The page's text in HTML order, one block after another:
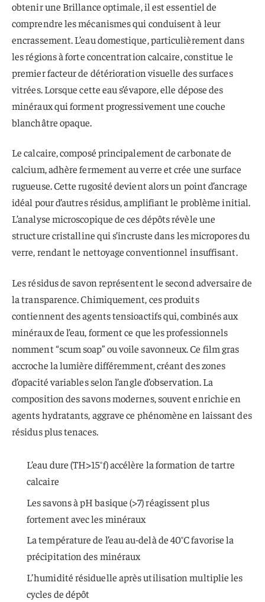
obtenir une Brillance optimale, il est essentiel de
comprendre les mécanismes qui conduisent à leur
encrassement. L’eau domestique, particulièrement dans
les régions à forte concentration calcaire, constitue le
premier facteur de détérioration visuelle des surfaces
vitrées. Lorsque cette eau s’évapore, elle dépose des
minéraux qui forment progressivement une couche
blanchâtre opaque.
Le calcaire, composé principalement de carbonate de
calcium, adhère fermement au verre et crée une surface
rugueuse. Cette rugosité devient alors un point d’ancrage
idéal pour d’autres résidus, amplifiant le problème initial.
L’analyse microscopique de ces dépôts révèle une
structure cristalline qui s’incruste dans les micropores du
verre, rendant le nettoyage conventionnel insuffisant.
Les résidus de savon représentent le second adversaire de
la transparence. Chimiquement, ces produits
contiennent des agents tensioactifs qui, combinés aux
minéraux de l’eau, forment ce que les professionnels
nomment “scum soap” ou voile savonneux. Ce film gras
accroche la lumière différemment, créant des zones
d’opacité variables selon l’angle d’observation. La
composition des savons modernes, souvent enrichie en
agents hydratants, aggrave ce phénomène en laissant des
résidus plus tenaces.
L’eau dure (TH>15°f) accélère la formation de tartre
calcaire
Les savons à pH basique (>7) réagissent plus
fortement avec les minéraux
La température de l’eau au-delà de 40°C favorise la
précipitation des minéraux
L’humidité résiduelle après utilisation multiplie les
cycles de dépôt